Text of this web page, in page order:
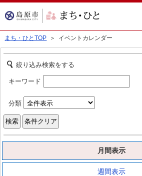
まち・ひとTOP ＞ イベントカレンダー
絞り込み検索をする
キーワード
分類
月間表示
週間表示